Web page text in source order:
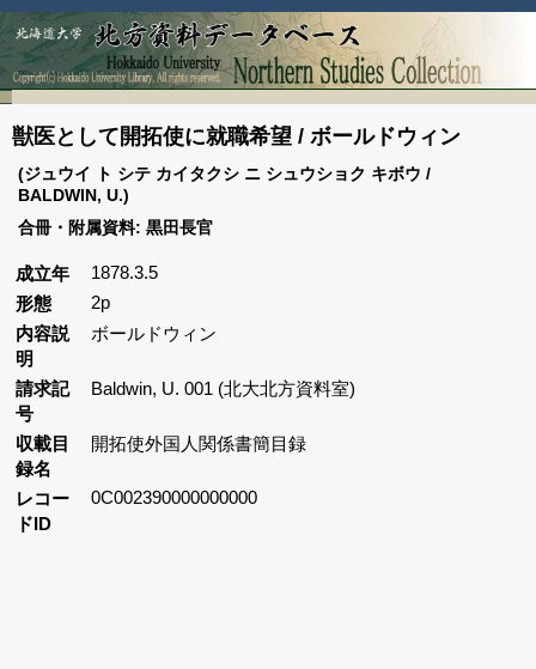
獣医として開拓使に就職希望 / ボールドウィン
(ジュウイ ト シテ カイタクシ ニ シュウショク キボウ /
BALDWIN, U.)
合冊・附属資料: 黒田長官
成立年
1878.3.5
形態
2p
内容説
明
ボールドウィン
請求記
号
Baldwin, U. 001 (北大北方資料室)
収載目
録名
開拓使外国人関係書簡目録
レコー
ドID
0C002390000000000